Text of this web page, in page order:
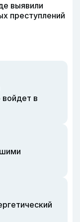
выявили
преступлений
в